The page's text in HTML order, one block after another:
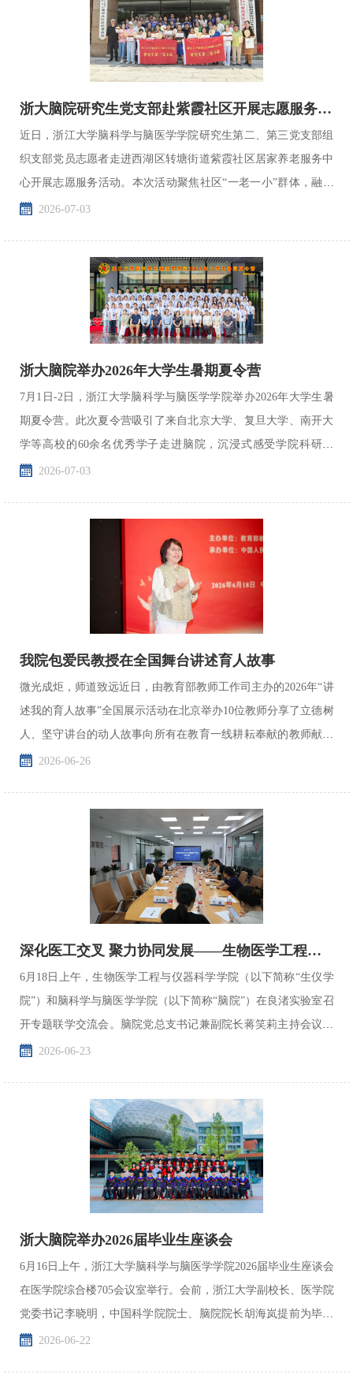
浙大脑院研究生党支部赴紫霞社区开展志愿服务活动
近日，浙江大学脑科学与脑医学学院研究生第二、第三党支部组
织支部党员志愿者走进西湖区转塘街道紫霞社区居家养老服务中
心开展志愿服务活动。本次活动聚焦社区“一老一小”群体，融合
画展赏析、脑健康科普、趣味游戏、水墨书画体验多环节...
2026-07-03
浙大脑院举办2026年大学生暑期夏令营
7月1日-2日，浙江大学脑科学与脑医学学院举办2026年大学生暑
期夏令营。此次夏令营吸引了来自北京大学、复旦大学、南开大
学等高校的60余名优秀学子走进脑院，沉浸式感受学院科研底
蕴、学科特色与育人氛围。
2026-07-03
我院包爱民教授在全国舞台讲述育人故事
微光成炬，师道致远近日，由教育部教师工作司主办的2026年“讲
述我的育人故事”全国展示活动在北京举办10位教师分享了立德树
人、坚守讲台的动人故事向所有在教育一线耕耘奉献的教师献上
崇高的敬意浙江大学脑科学与脑医学学院包爱民教授参...
2026-06-26
深化医工交叉 聚力协同发展——生物医学工程与仪器科学学院来访交...
6月18日上午，生物医学工程与仪器科学学院（以下简称“生仪学
院”）和脑科学与脑医学学院（以下简称“脑院”）在良渚实验室召
开专题联学交流会。脑院党总支书记兼副院长蒋笑莉主持会议，
生仪学院院长兼党委副书记刘华锋，副院长吴丹、许...
2026-06-23
浙大脑院举办2026届毕业生座谈会
6月16日上午，浙江大学脑科学与脑医学学院2026届毕业生座谈会
在医学院综合楼705会议室举行。会前，浙江大学副校长、医学院
党委书记李晓明，中国科学院院士、脑院院长胡海岚提前为毕业
生送上寄语，欢迎毕业生们常回家看看。
2026-06-22